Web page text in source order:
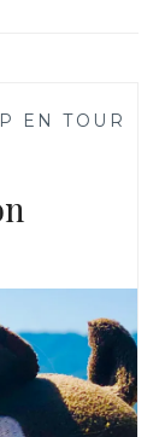
EN TOUR